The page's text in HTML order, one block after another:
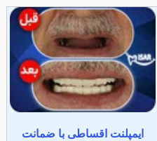
ایمپلنت اقساطی با ضمانت